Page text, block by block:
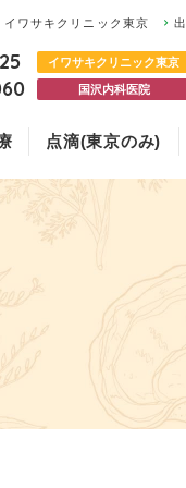
イワサキクリニック東京
イワサキクリニック東京
国沢内科医院
の違いについて
ついて
お悩みの方
点滴(東京のみ)
ク東京